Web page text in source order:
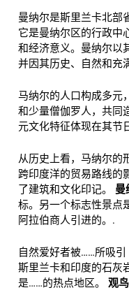
曼纳尔是斯里兰卡北部
它是曼纳尔区的行政中
和经济意义。曼纳尔以
并因其历史、自然和充
马纳尔的人口构成多元
和少量僧伽罗人，共同
元文化特征体现在其节
从历史上看，马纳尔的
跨印度洋的贸易路线的
了建筑和文化印记。 曼
标。另一个标志性景点
阿拉伯商人引进的。.
自然爱好者被……所吸引
斯里兰卡和印度的石灰
是……的热点地区。 观鸟